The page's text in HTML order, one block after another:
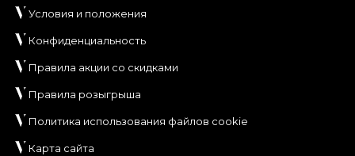
Условия и положения
Конфиденциальность
Правила акции со скидками
Правила розыгрыша
Политика использования файлов cookie
Карта сайта